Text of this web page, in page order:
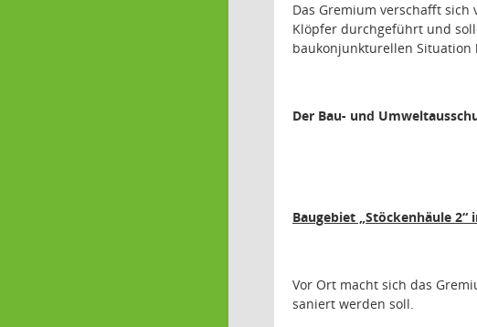
Das Gremium verschafft
Klöpfer durchgeführt und
baukonjunkturellen Situation
Der Bau- und
Baugebiet „Stöckenhäule 2“
Vor Ort macht sich das
saniert werden soll.